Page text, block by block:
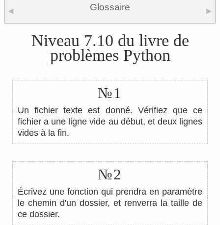
Glossaire
◀ ▶
Niveau 7.10 du livre de
problèmes Python
№1
Un fichier texte est donné. Vérifiez que ce
fichier a une ligne vide au début, et deux lignes
vides à la fin.
№2
Écrivez une fonction qui prendra en paramètre
le chemin d'un dossier, et renverra la taille de
ce dossier.